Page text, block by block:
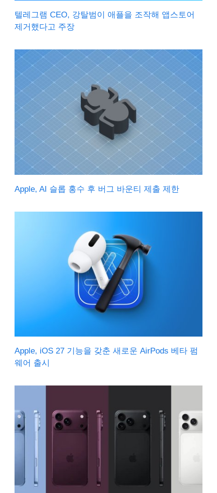
텔레그램 CEO, 강탈범이 애플을 조작해 앱스토어
제거했다고 주장
Apple, AI 슬롭 홍수 후 버그 바운티 제출 제한
Apple, iOS 27 기능을 갖춘 새로운 AirPods 베타 펌
웨어 출시